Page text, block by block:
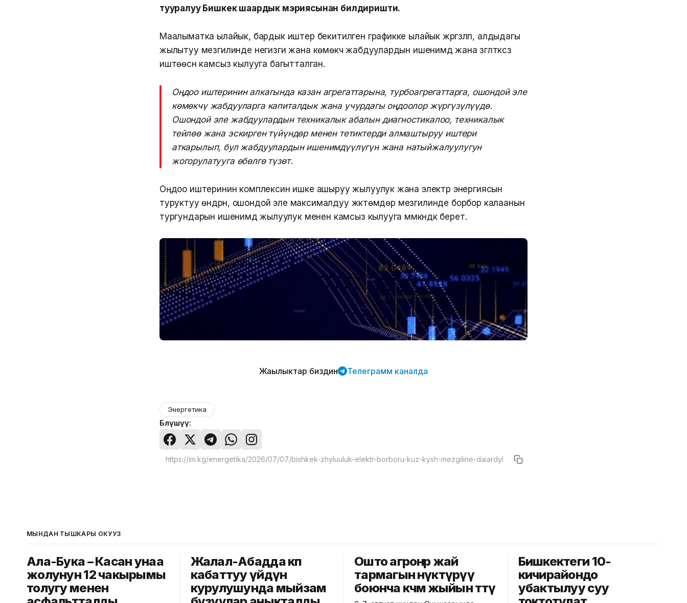
тууралуу Бишкек шаардык мэриясынан билдиришти.
Маалыматка ылайык, бардык иштер бекитилген графикке ылайык жүргүзүлүп, алдыдагы
жылытуу мезгилинде негизги жана көмөкчү жабдуулардын ишенимдүү жана үзгүлтүксүз
иштөөсүн камсыз кылууга багытталган.
Оңдоо иштеринин алкагында казан агрегаттарына, турбоагрегаттарга, ошондой эле
көмөкчү жабдууларга капиталдык жана учурдагы оңдоолор жүргүзүлүүдө.
Ошондой эле жабдуулардын техникалык абалын диагностикалоо, техникалык
тейлөө жана эскирген түйүндөр менен тетиктерди алмаштыруу иштери
аткарылып, бул жабдуулардын ишенимдүүлүгүн жана натыйжалуулугун
жогорулатууга өбөлгө түзөт.
Оңдоо иштеринин комплексин ишке ашыруу жылуулук жана электр энергиясын
туруктуу өндүрүүнү, ошондой эле максималдуу жүктөмдөр мезгилинде борбор калаанын
тургундарын ишенимдүү жылуулук менен камсыз кылууга мүмкүндүк берет.
Жаңылыктар биздин Телеграмм каналда
Энергетика
Бөлүшүү:
МЫНДАН ТЫШКАРЫ ОКУҢУЗ
Ала-Бука – Касан унаа
жолунун 12 чакырымы
толугу менен
Жалал-Абадда көп
кабаттуу үйдүн
курулушунда мыйзам
Ошто агроөнөр жай
тармагын өнүктүрүү
боюнча көчмө жыйын өттү
Бишкектеги 10-
кичирайондо
убактылуу суу